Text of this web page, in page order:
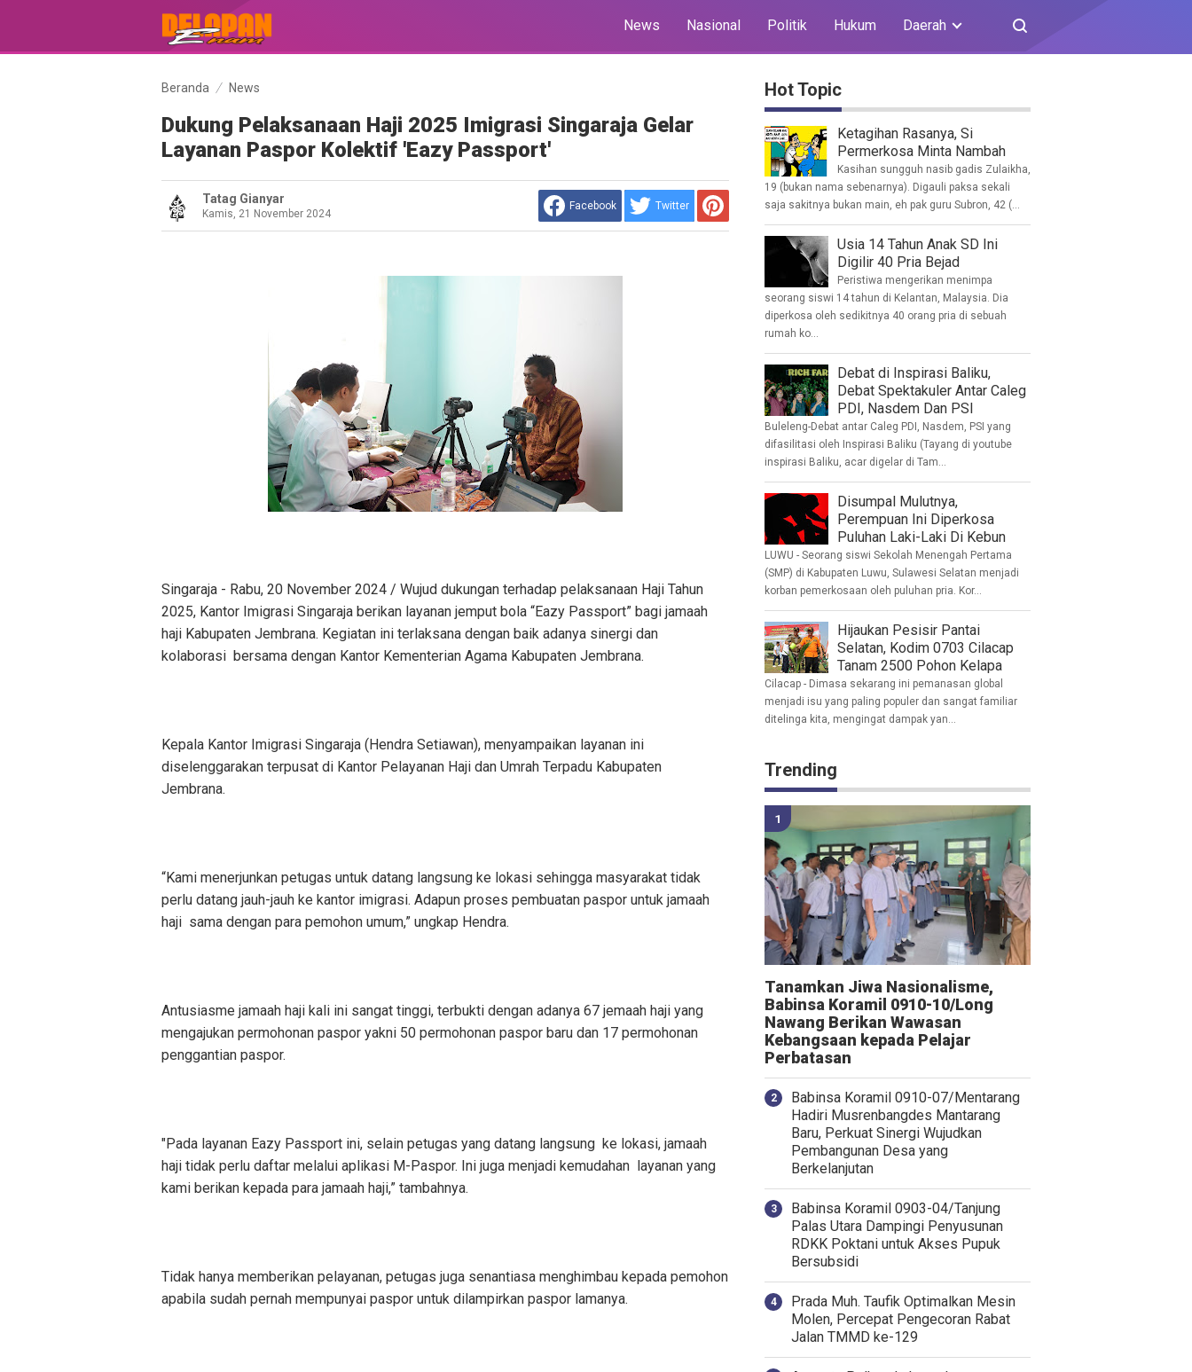
News Nasional Politik Hukum Daerah
Beranda News
Dukung Pelaksanaan Haji 2025 Imigrasi Singaraja Gelar
Layanan Paspor Kolektif 'Eazy Passport'
Tatag Gianyar
Kamis, 21 November 2024
Facebook Twitter
Singaraja - Rabu, 20 November 2024 / Wujud dukungan terhadap pelaksanaan Haji Tahun
2025, Kantor Imigrasi Singaraja berikan layanan jemput bola “Eazy Passport” bagi jamaah
haji Kabupaten Jembrana. Kegiatan ini terlaksana dengan baik adanya sinergi dan
kolaborasi bersama dengan Kantor Kementerian Agama Kabupaten Jembrana.
Kepala Kantor Imigrasi Singaraja (Hendra Setiawan), menyampaikan layanan ini
diselenggarakan terpusat di Kantor Pelayanan Haji dan Umrah Terpadu Kabupaten
Jembrana.
“Kami menerjunkan petugas untuk datang langsung ke lokasi sehingga masyarakat tidak
perlu datang jauh-jauh ke kantor imigrasi. Adapun proses pembuatan paspor untuk jamaah
haji sama dengan para pemohon umum,” ungkap Hendra.
Antusiasme jamaah haji kali ini sangat tinggi, terbukti dengan adanya 67 jemaah haji yang
mengajukan permohonan paspor yakni 50 permohonan paspor baru dan 17 permohonan
penggantian paspor.
"Pada layanan Eazy Passport ini, selain petugas yang datang langsung ke lokasi, jamaah
haji tidak perlu daftar melalui aplikasi M-Paspor. Ini juga menjadi kemudahan layanan yang
kami berikan kepada para jamaah haji,” tambahnya.
Tidak hanya memberikan pelayanan, petugas juga senantiasa menghimbau kepada pemohon
apabila sudah pernah mempunyai paspor untuk dilampirkan paspor lamanya.
Hot Topic
Ketagihan Rasanya, Si
Permerkosa Minta Nambah
Kasihan sungguh nasib gadis Zulaikha,
19 (bukan nama sebenarnya). Digauli paksa sekali
saja sakitnya bukan main, eh pak guru Subron, 42 (...
Usia 14 Tahun Anak SD Ini
Digilir 40 Pria Bejad
Peristiwa mengerikan menimpa
seorang siswi 14 tahun di Kelantan, Malaysia. Dia
diperkosa oleh sedikitnya 40 orang pria di sebuah
rumah ko...
Debat di Inspirasi Baliku,
Debat Spektakuler Antar Caleg
PDI, Nasdem Dan PSI
Buleleng-Debat antar Caleg PDI, Nasdem, PSI yang
difasilitasi oleh Inspirasi Baliku (Tayang di youtube
inspirasi Baliku, acar digelar di Tam...
Disumpal Mulutnya,
Perempuan Ini Diperkosa
Puluhan Laki-Laki Di Kebun
LUWU - Seorang siswi Sekolah Menengah Pertama
(SMP) di Kabupaten Luwu, Sulawesi Selatan menjadi
korban pemerkosaan oleh puluhan pria. Kor...
Hijaukan Pesisir Pantai
Selatan, Kodim 0703 Cilacap
Tanam 2500 Pohon Kelapa
Cilacap - Dimasa sekarang ini pemanasan global
menjadi isu yang paling populer dan sangat familiar
ditelinga kita, mengingat dampak yan...
Trending
Tanamkan Jiwa Nasionalisme,
Babinsa Koramil 0910-10/Long
Nawang Berikan Wawasan
Kebangsaan kepada Pelajar
Perbatasan
Babinsa Koramil 0910-07/Mentarang
Hadiri Musrenbangdes Mantarang
Baru, Perkuat Sinergi Wujudkan
Pembangunan Desa yang
Berkelanjutan
‎Babinsa Koramil 0903-04/Tanjung
Palas Utara Dampingi Penyusunan
RDKK Poktani untuk Akses Pupuk
Bersubsidi
Prada Muh. Taufik Optimalkan Mesin
Molen, Percepat Pengecoran Rabat
Jalan TMMD ke-129